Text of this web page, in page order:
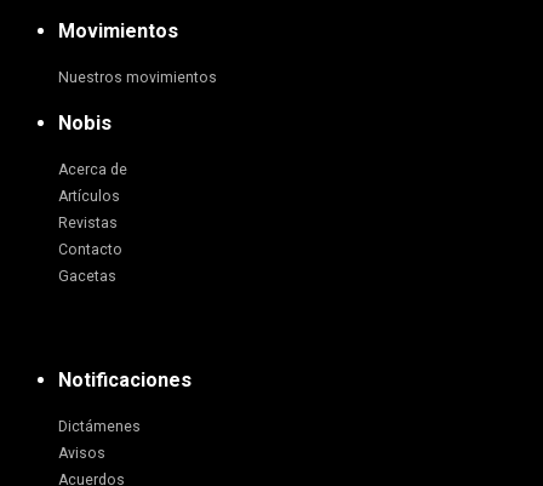
Movimientos
Nuestros movimientos
Nobis
Acerca de
Artículos
Revistas
Contacto
Gacetas
Notificaciones
Dictámenes
Avisos
Acuerdos